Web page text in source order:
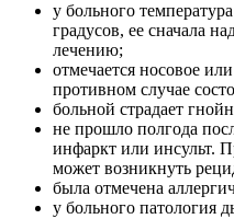
у больного
градусов, ее сначала
лечению;
отмечается носовое
противном случае
больной страдает
не прошло полгода
инфаркт или инсульт.
может возникнуть
была отмечена
у больного патология